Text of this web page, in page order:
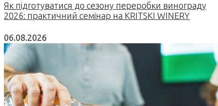
Як підготуватися до сезону переробки винограду
2026: практичний семінар на KRITSKI WINERY
06.08.2026